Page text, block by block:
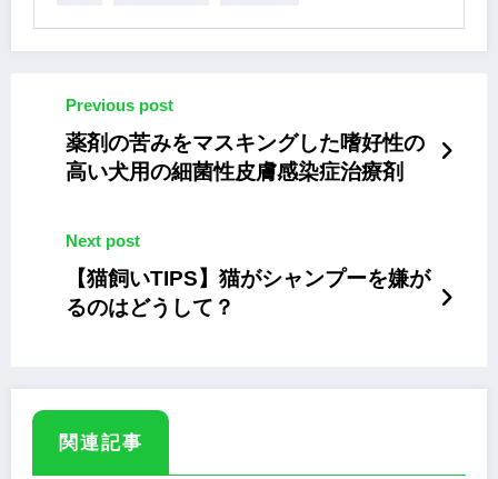
Previous post
薬剤の苦みをマスキングした嗜好性の
高い犬用の細菌性皮膚感染症治療剤
Next post
【猫飼いTIPS】猫がシャンプーを嫌が
るのはどうして？
関連記事